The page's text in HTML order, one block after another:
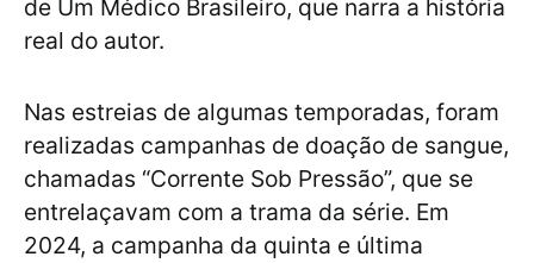
de Um Médico Brasileiro, que narra a história
real do autor.
Nas estreias de algumas temporadas, foram
realizadas campanhas de doação de sangue,
chamadas “Corrente Sob Pressão”, que se
entrelaçavam com a trama da série. Em
2024, a campanha da quinta e última